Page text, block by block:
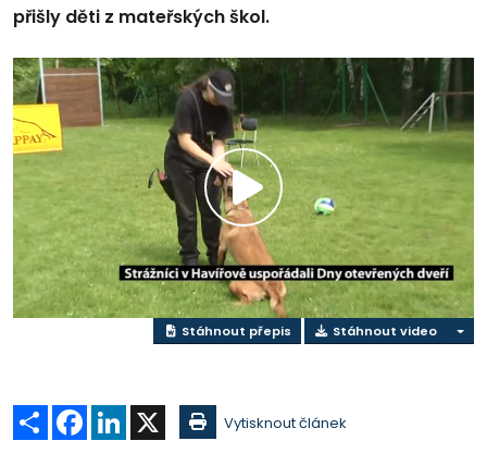
přišly děti z mateřských škol.
Přehrát
video
Stáhnout přepis Stáhnout video
Sdílet Facebook
LinkedIn Vytisknout článek